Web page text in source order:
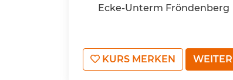
Ecke-Unterm Fröndenberg
KURS MERKEN